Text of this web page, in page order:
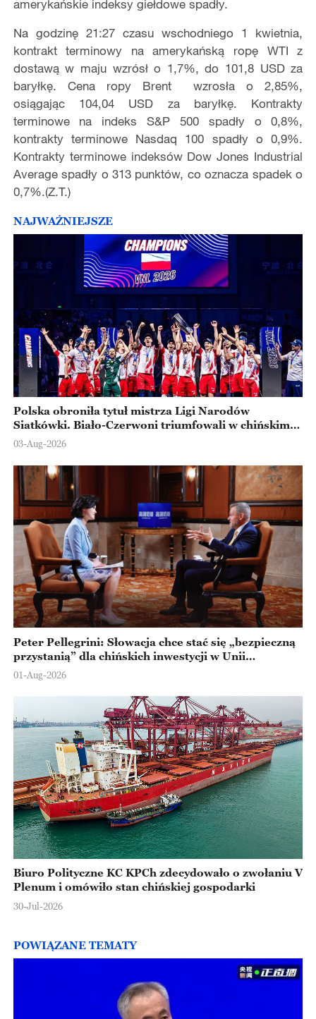
amerykańskie indeksy giełdowe spadły.
Na godzinę 21:27 czasu wschodniego 1 kwietnia,
kontrakt terminowy na amerykańską ropę WTI z
dostawą w maju wzrósł o 1,7%, do 101,8 USD za
baryłkę. Cena ropy Brent wzrosła o 2,85%,
osiągając 104,04 USD za baryłkę. Kontrakty
terminowe na indeks S&P 500 spadły o 0,8%,
kontrakty terminowe Nasdaq 100 spadły o 0,9%.
Kontrakty terminowe indeksów Dow Jones Industrial
Average spadły o 313 punktów, co oznacza spadek o
0,7%.(Z.T.)
NAJWAŻNIEJSZE
Polska obroniła tytuł mistrza Ligi Narodów
Siatkówki. Biało-Czerwoni triumfowali w chińskim
Ningbo
03-Aug-2026
Peter Pellegrini: Słowacja chce stać się „bezpieczną
przystanią” dla chińskich inwestycji w Unii
Europejskiej
01-Aug-2026
Biuro Polityczne KC KPCh zdecydowało o zwołaniu V
Plenum i omówiło stan chińskiej gospodarki
30-Jul-2026
POWIĄZANE TEMATY